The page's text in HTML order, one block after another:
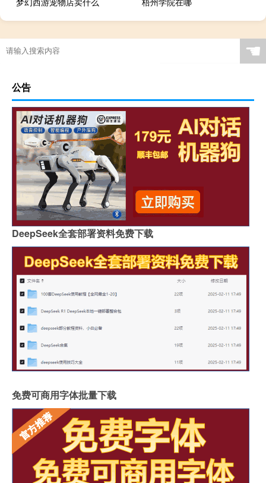
justsurvive攻略
☚
公告
DeepSeek全套部署资料免费下载
免费可商用字体批量下载